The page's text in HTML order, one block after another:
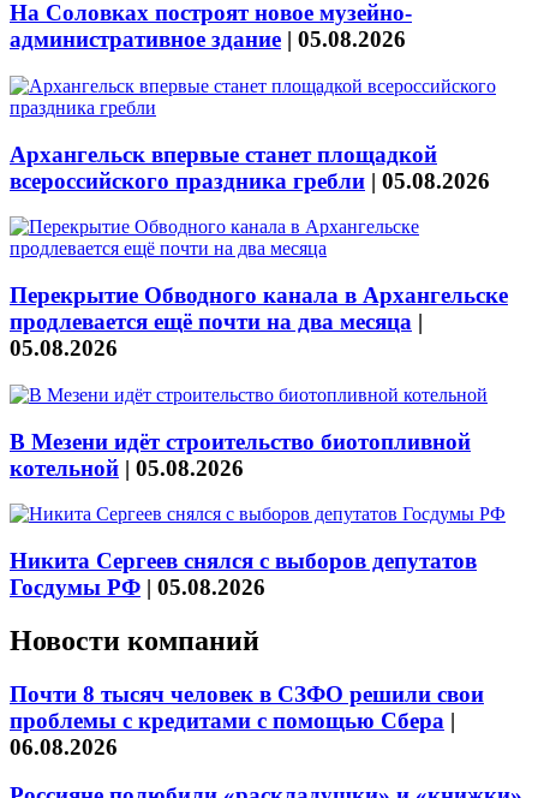
На Соловках построят новое музейно-
административное здание | 05.08.2026
Архангельск впервые станет площадкой
всероссийского праздника гребли | 05.08.2026
Перекрытие Обводного канала в Архангельске
продлевается ещё почти на два месяца |
05.08.2026
В Мезени идёт строительство биотопливной
котельной | 05.08.2026
Никита Сергеев снялся с выборов депутатов
Госдумы РФ | 05.08.2026
Новости компаний
Почти 8 тысяч человек в СЗФО решили свои
проблемы с кредитами с помощью Сбера |
06.08.2026